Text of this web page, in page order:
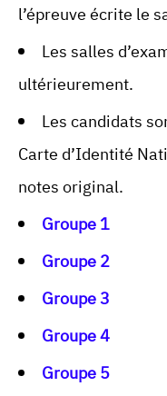
l’épreuve écrite le
Les salles
ultérieurement.
Les candidats
Carte d’Identité
notes original.
Groupe 1
Groupe 2
Groupe 3
Groupe 4
Groupe 5